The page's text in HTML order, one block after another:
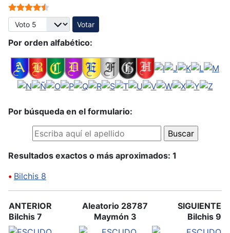
Ratio:4.5/
Por favor, vote
Por orden alfabético:
Por búsqueda en el formulario:
Resultados exactos o más aproximados: 1
• Bilchis 8
ANTERIOR
Bilchis 7
Aleatorio 28787
Maymón 3
SIGUIENTE
Bilchis 9